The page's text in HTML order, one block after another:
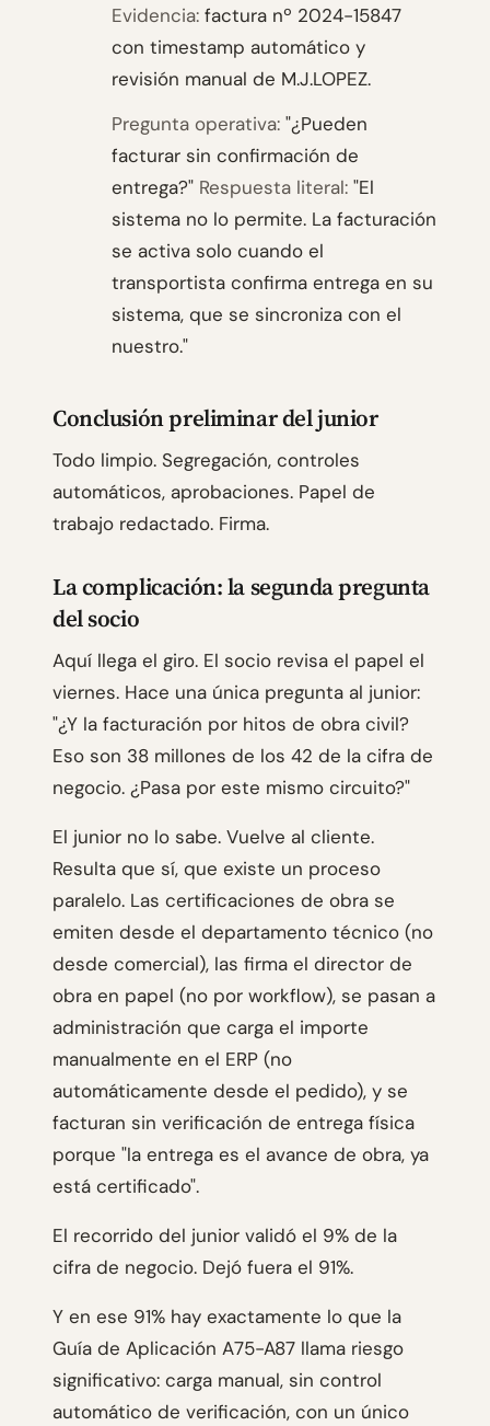
Evidencia: factura nº 2024-15847
con timestamp automático y
revisión manual de M.J.LOPEZ.
Pregunta operativa: "¿Pueden
facturar sin confirmación de
entrega?" Respuesta literal: "El
sistema no lo permite. La facturación
se activa solo cuando el
transportista confirma entrega en su
sistema, que se sincroniza con el
nuestro."
Conclusión preliminar del junior
Todo limpio. Segregación, controles
automáticos, aprobaciones. Papel de
trabajo redactado. Firma.
La complicación: la segunda pregunta
del socio
Aquí llega el giro. El socio revisa el papel el
viernes. Hace una única pregunta al junior:
"¿Y la facturación por hitos de obra civil?
Eso son 38 millones de los 42 de la cifra de
negocio. ¿Pasa por este mismo circuito?"
El junior no lo sabe. Vuelve al cliente.
Resulta que sí, que existe un proceso
paralelo. Las certificaciones de obra se
emiten desde el departamento técnico (no
desde comercial), las firma el director de
obra en papel (no por workflow), se pasan a
administración que carga el importe
manualmente en el ERP (no
automáticamente desde el pedido), y se
facturan sin verificación de entrega física
porque "la entrega es el avance de obra, ya
está certificado".
El recorrido del junior validó el 9% de la
cifra de negocio. Dejó fuera el 91%.
Y en ese 91% hay exactamente lo que la
Guía de Aplicación A75-A87 llama riesgo
significativo: carga manual, sin control
automático de verificación, con un único